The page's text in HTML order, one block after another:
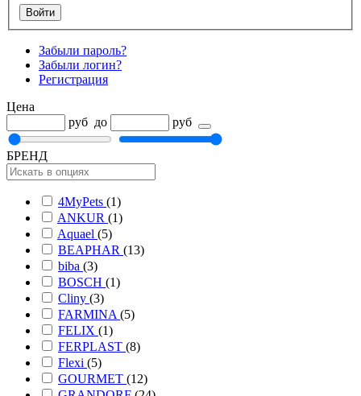
Забыли пароль?
Забыли логин?
Регистрация
Цена
руб до руб
БРЕНД
4MyPets (1)
ANKUR (1)
Aquael (5)
BEAPHAR (13)
biba (3)
BOSCH (1)
Cliny (3)
FARMINA (5)
FELIX (1)
FERPLAST (8)
Flexi (5)
GOURMET (12)